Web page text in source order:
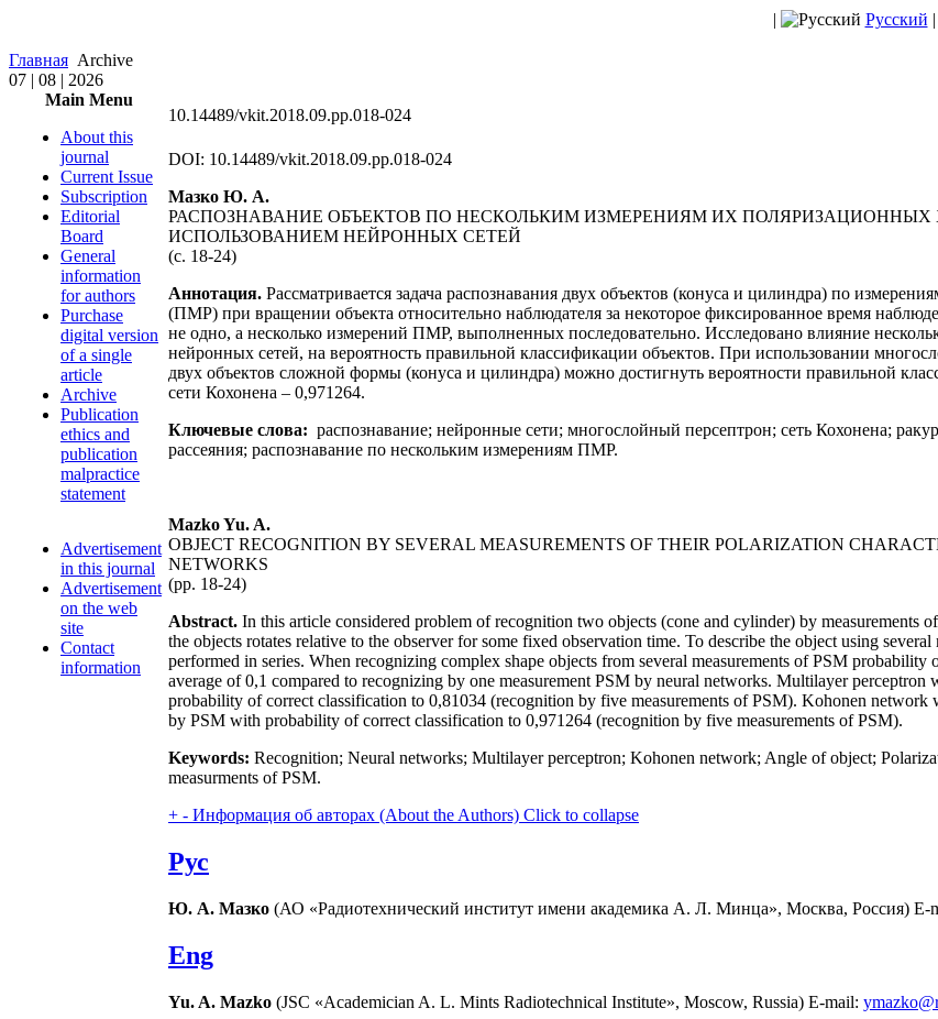
| Русский |
Главная Archive
07 | 08 | 2026
Main Menu
About this
journal
Current Issue
Subscription
Editorial
Board
General
information
for authors
Purchase
digital version
of a single
article
Archive
Publication
ethics and
publication
malpractice
statement
Advertisement
in this journal
Advertisement
on the web
site
Contact
information
10.14489/vkit.2018.09.pp.018-024
DOI: 10.14489/vkit.2018.09.pp.018-024
Мазко Ю. А.
РАСПОЗНАВАНИЕ ОБЪЕКТОВ ПО НЕСКОЛЬКИМ ИЗМЕРЕНИЯМ ИХ ПОЛЯРИЗАЦИОННЫХ
ИСПОЛЬЗОВАНИЕМ НЕЙРОННЫХ СЕТЕЙ
(c. 18-24)
Аннотация. Рассматривается задача распознавания двух объектов (конуса и цилиндра) по
(ПМР) при вращении объекта относительно наблюдателя за некоторое фиксированное время
не одно, а несколько измерений ПМР, выполненных последовательно. Исследовано влияние
нейронных сетей, на вероятность правильной классификации объектов. При использовании
двух объектов сложной формы (конуса и цилиндра) можно достигнуть вероятности правильной
сети Кохонена – 0,971264.
Ключевые слова: распознавание; нейронные сети; многослойный персептрон; сеть Кохонена;
рассеяния; распознавание по нескольким измерениям ПМР.
Mazko Yu. A.
OBJECT RECOGNITION BY SEVERAL MEASUREMENTS OF THEIR POLARIZATION
NETWORKS
(pp. 18-24)
Abstract. In this article considered problem of recognition two objects (cone and cylinder) by measurements
the objects rotates relative to the observer for some fixed observation time. To describe the object using
performed in series. When recognizing complex shape objects from several measurements of PSM probability
average of 0,1 compared to recognizing by one measurement PSM by neural networks. Multilayer perceptron
probability of correct classification to 0,81034 (recognition by five measurements of PSM). Kohonen network
by PSM with probability of correct classification to 0,971264 (recognition by five measurements of PSM).
Keywords: Recognition; Neural networks; Multilayer perceptron; Kohonen network; Angle of object;
measurments of PSM.
+ - Информация об авторах (About the Authors) Click to collapse
Рус
Ю. А. Мазко (АО «Радиотехнический институт имени академика А. Л. Минца», Москва, Россия) E-
Eng
Yu. A. Mazko (JSC «Academician A. L. Mints Radiotechnical Institute», Moscow, Russia) E-mail: